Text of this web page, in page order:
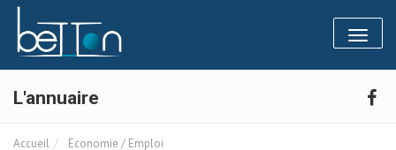
Toggle
L'annuaire
Accueil
Economie / Emploi
Panneau de gestion des cookies